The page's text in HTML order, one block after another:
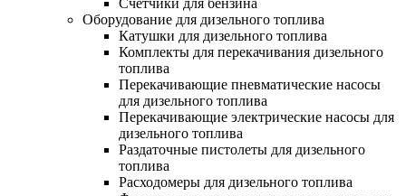
Счетчики для бензина
Оборудование для дизельного топлива
Катушки для дизельного топлива
Комплекты для перекачивания дизельного
топлива
Перекачивающие пневматические насосы
для дизельного топлива
Перекачивающие электрические насосы для
дизельного топлива
Раздаточные пистолеты для дизельного
топлива
Расходомеры для дизельного топлива